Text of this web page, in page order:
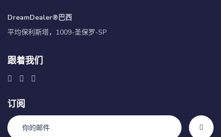
DreamDealer®巴西
平均保利斯塔，1009-圣保罗-SP
跟着我们
订阅